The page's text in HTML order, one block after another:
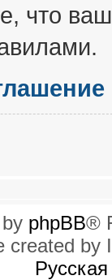
что
phpBB®
created by